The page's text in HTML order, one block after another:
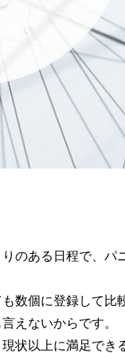
のある日程で、パ
数個に登録して比
えないからです。
状以上に満足でき